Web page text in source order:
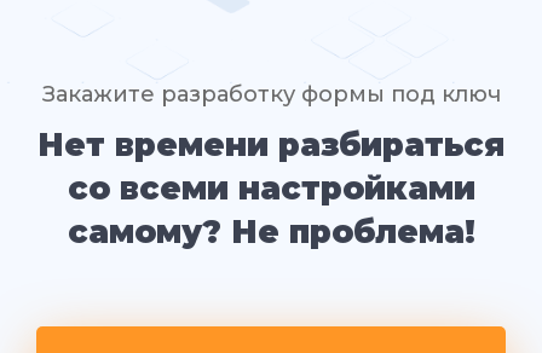
Закажите разработку формы под ключ
Нет времени разбираться
со всеми настройками
самому? Не проблема!